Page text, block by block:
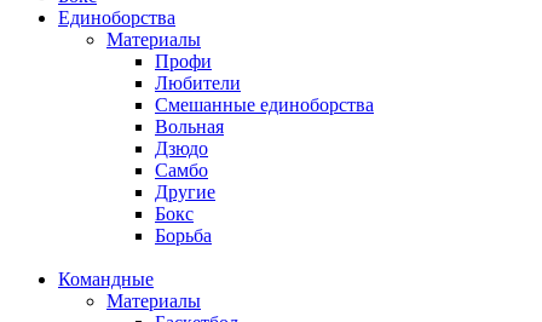
Единоборства
Материалы
Профи
Любители
Смешанные единоборства
Вольная
Дзюдо
Самбо
Другие
Бокс
Борьба
Командные
Материалы